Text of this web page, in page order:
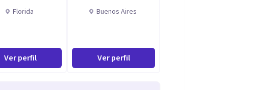
Florida
Ver perfil
Buenos Aires
Ver perfil